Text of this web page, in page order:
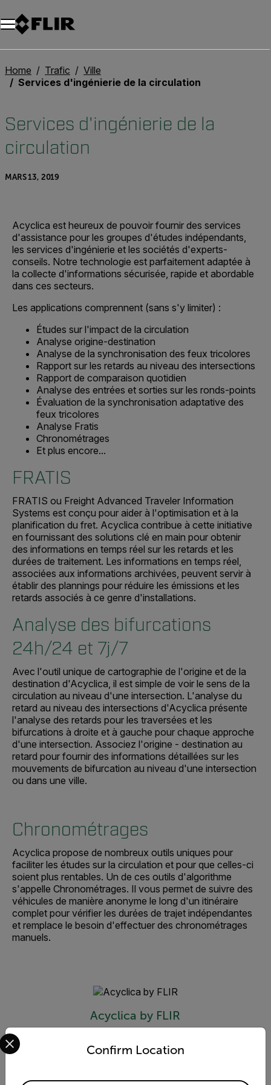
Unread messages
Modèle
Supprimer
articles
article
Ajouter au panier
Ajouté au panier
Home Trafic
Ville
Services d'ingénierie de la circulation
Services d'ingénierie de la
circulation
MARS 13, 2019
Acyclica est heureux de pouvoir fournir des services
d'assistance pour les groupes d'études indépendants,
les services d'ingénierie et les sociétés d'experts-
conseils. Notre technologie est parfaitement adaptée à
la collecte d'informations sécurisée, rapide et abordable
dans ces secteurs.
Les applications comprennent (sans s'y limiter) :
Études sur l'impact de la circulation
Analyse origine-destination
Analyse de la synchronisation des feux tricolores
Rapport sur les retards au niveau des intersections
Rapport de comparaison quotidien
Analyse des entrées et sorties sur les ronds-points
Évaluation de la synchronisation adaptative des
feux tricolores
Analyse Fratis
Chronométrages
Et plus encore...
FRATIS
FRATIS ou Freight Advanced Traveler Information
Systems est conçu pour aider à l'optimisation et à la
planification du fret. Acyclica contribue à cette initiative
en fournissant des solutions clé en main pour obtenir
des informations en temps réel sur les retards et les
durées de traitement. Les informations en temps réel,
associées aux informations archivées, peuvent servir à
établir des plannings pour réduire les émissions et les
retards associés à ce genre d'installations.
Analyse des bifurcations
24h/24 et 7j/7
Avec l'outil unique de cartographie de l'origine et de la
destination d'Acyclica, il est simple de voir le sens de la
circulation au niveau d'une intersection. L'analyse du
retard au niveau des intersections d'Acyclica présente
l'analyse des retards pour les traversées et les
bifurcations à droite et à gauche pour chaque approche
d'une intersection. Associez l'origine - destination au
retard pour fournir des informations détaillées sur les
mouvements de bifurcation au niveau d'une intersection
ou dans une ville.
Chronométrages
Acyclica propose de nombreux outils uniques pour
faciliter les études sur la circulation et pour que celles-ci
soient plus rentables. Un de ces outils d'algorithme
s'appelle Chronométrages. Il vous permet de suivre des
véhicules de manière anonyme le long d'un itinéraire
complet pour vérifier les durées de trajet indépendantes
et remplace le besoin d'effectuer des chronométrages
manuels.
Acyclica by FLIR
Confirm Location
Select your preferred country and language from the